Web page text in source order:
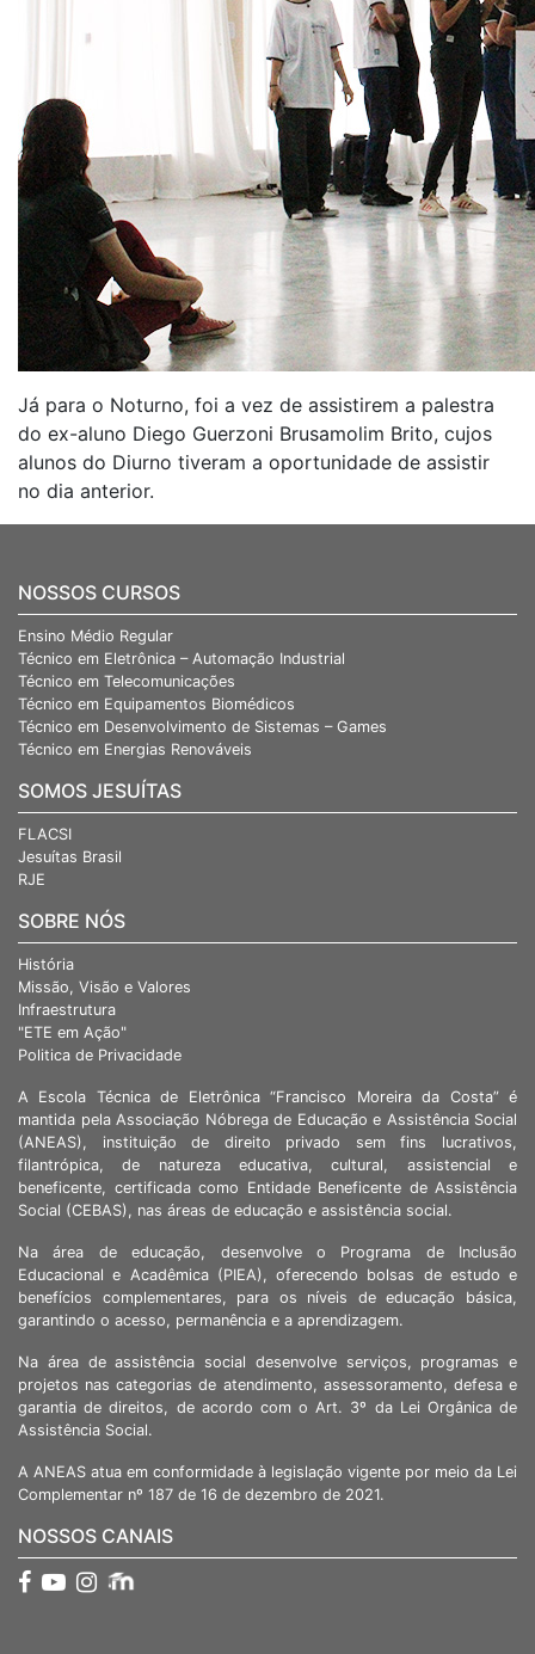
Já para o Noturno, foi a vez de assistirem a palestra
do ex-aluno Diego Guerzoni Brusamolim Brito, cujos
alunos do Diurno tiveram a oportunidade de assistir
no dia anterior.
NOSSOS CURSOS
Ensino Médio Regular
Técnico em Eletrônica – Automação Industrial
Técnico em Telecomunicações
Técnico em Equipamentos Biomédicos
Técnico em Desenvolvimento de Sistemas – Games
Técnico em Energias Renováveis
SOMOS JESUÍTAS
FLACSI
Jesuítas Brasil
RJE
SOBRE NÓS
História
Missão, Visão e Valores
Infraestrutura
"ETE em Ação"
Politica de Privacidade
A Escola Técnica de Eletrônica “Francisco Moreira da Costa” é
mantida pela Associação Nóbrega de Educação e Assistência Social
(ANEAS), instituição de direito privado sem fins lucrativos,
filantrópica, de natureza educativa, cultural, assistencial e
beneficente, certificada como Entidade Beneficente de Assistência
Social (CEBAS), nas áreas de educação e assistência social.
Na área de educação, desenvolve o Programa de Inclusão
Educacional e Acadêmica (PIEA), oferecendo bolsas de estudo e
benefícios complementares, para os níveis de educação básica,
garantindo o acesso, permanência e a aprendizagem.
Na área de assistência social desenvolve serviços, programas e
projetos nas categorias de atendimento, assessoramento, defesa e
garantia de direitos, de acordo com o Art. 3º da Lei Orgânica de
Assistência Social.
A ANEAS atua em conformidade à legislação vigente por meio da Lei
Complementar nº 187 de 16 de dezembro de 2021.
NOSSOS CANAIS